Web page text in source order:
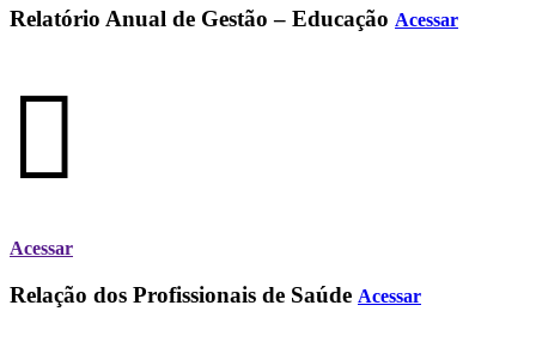
Relatório Anual de Gestão – Educação Acessar
Acessar
Relação dos Profissionais de Saúde Acessar